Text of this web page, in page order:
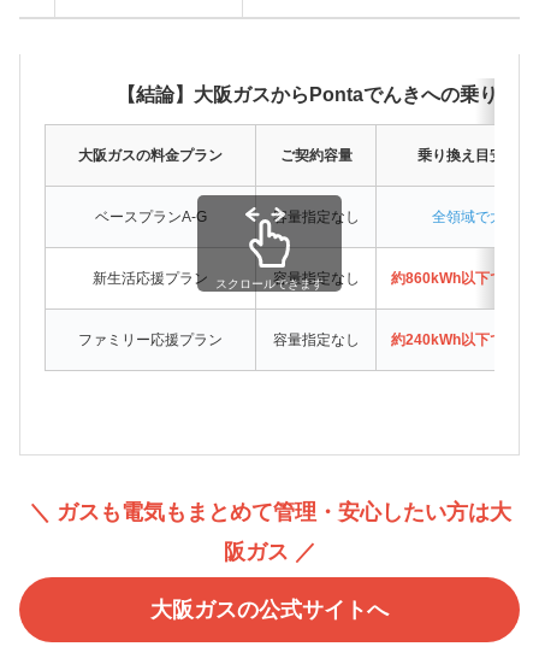
【結論】大阪ガスからPontaでんきへの乗り換
大阪ガスの料金プラン ご契約容量 乗り換え目安（月
ベースプランA-G 容量指定なし 全領域で大阪ガ
新生活応援プラン 容量指定なし 約860kWh以下で
ファミリー応援プラン 容量指定なし 約240kWh以下で
スクロールできます
＼ ガスも電気もまとめて管理・安心したい方は大
阪ガス ／
大阪ガスの公式サイトへ